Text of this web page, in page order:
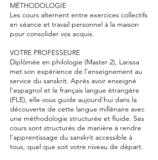
MÉTHODOLOGIE
Les cours alternent entre exercices collectifs
en séance et travail personnel à la maison
pour consolider vos acquis.
VOTRE PROFESSEURE
Diplômée en philologie (Master 2), Larissa
met son expérience de l'enseignement au
service du sanskrit. Après avoir enseigné
l'espagnol et le français langue étrangère
(FLE), elle vous guide aujourd'hui dans la
découverte de cette langue millénaire avec
une méthodologie structurée et fluide. Ses
cours sont structurés de manière à rendre
l'apprentissage du sanskrit accessible à
tous, quel que soit votre niveau de départ.